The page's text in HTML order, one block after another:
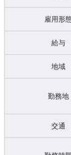
雇用形
給与
地域
勤務地
交通